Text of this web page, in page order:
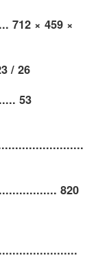
712 × 459 ×
/ 26
53
820